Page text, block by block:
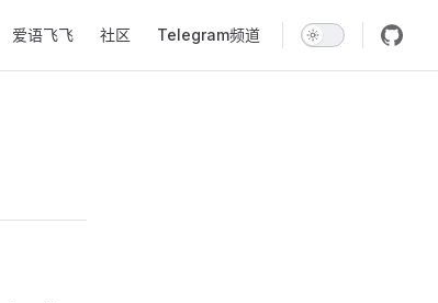
爱语飞飞 社区 Telegram频道